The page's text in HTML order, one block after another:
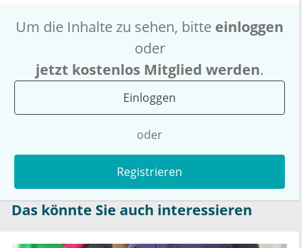
Um die Inhalte zu sehen, bitte einloggen
oder
jetzt kostenlos Mitglied werden.
Einloggen
oder
Registrieren
Das könnte Sie auch interessieren